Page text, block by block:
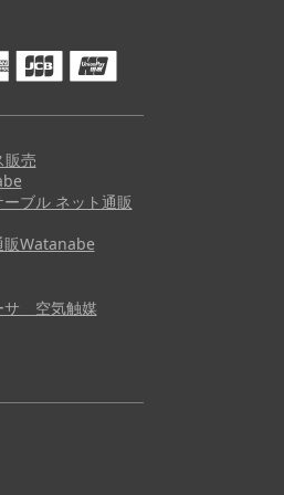
販売
ブル ネット通販
Watanabe
サ 空気触媒